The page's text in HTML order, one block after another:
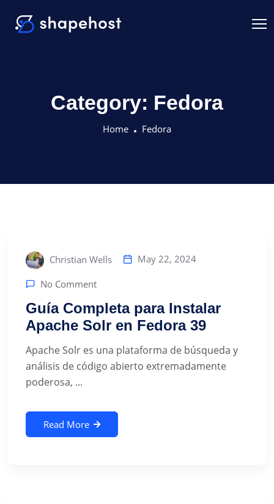
Category: Fedora
Home Fedora
Christian Wells May 22, 2024
No Comment
Guía Completa para Instalar
Apache Solr en Fedora 39
Apache Solr es una plataforma de búsqueda y
análisis de código abierto extremadamente
poderosa, ...
Read More